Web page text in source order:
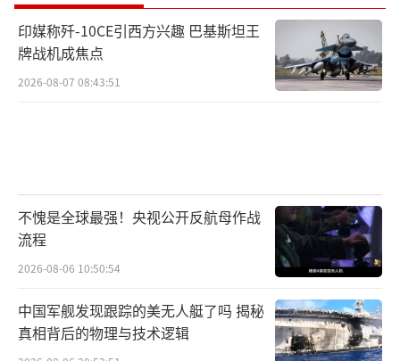
印媒称歼-10CE引西方兴趣 巴基斯坦王
牌战机成焦点
2026-08-07 08:43:51
不愧是全球最强！央视公开反航母作战
流程
2026-08-06 10:50:54
中国军舰发现跟踪的美无人艇了吗 揭秘
真相背后的物理与技术逻辑